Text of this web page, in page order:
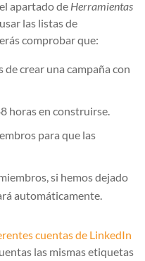
apartado de Herramientas
las listas de
comprobar que:
crear una campaña con
horas en construirse.
para que las
si hemos dejado
automáticamente.
cuentas de LinkedIn
las mismas etiquetas